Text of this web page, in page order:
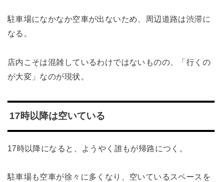
駐車場になかなか空車が出ないため、周辺道路は渋滞に
なる。
店内こそは混雑しているわけではないものの、「行くの
が大変」なのが現状。
17時以降は空いている
17時以降になると、ようやく誰もが帰路につく。
駐車場も空車が徐々に多くなり、空いているスペースを